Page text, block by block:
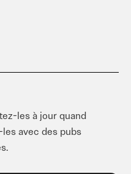
les à jour quand
avec des pubs